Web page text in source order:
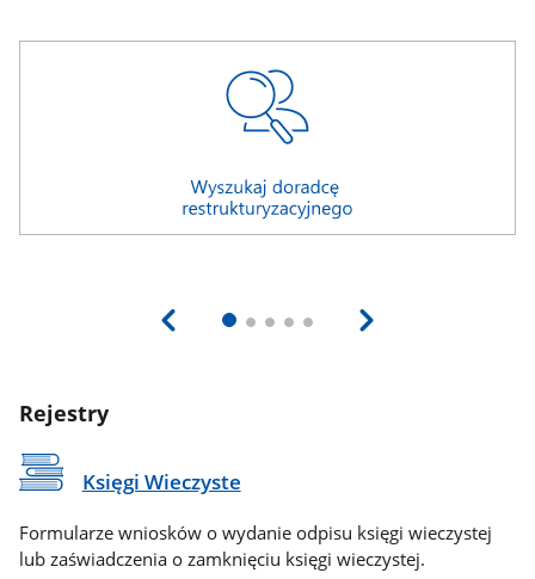
Rejestry
Księgi Wieczyste
Formularze wniosków o wydanie odpisu księgi wieczystej
lub zaświadczenia o zamknięciu księgi wieczystej.